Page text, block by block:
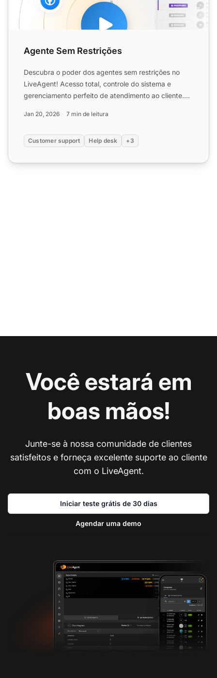
Agente Sem Restrições
Descubra o poder dos agentes sem restrições no
LiveAgent! Acesso total, controle do sistema e
gerenciamento perfeito de atendimento ao cliente.
Jan 20, 2026 7 min de leitura
Customer support Help desk +3
Você estará em
boas mãos!
Junte-se à nossa comunidade de clientes
satisfeitos e forneça excelente suporte ao cliente
com o LiveAgent.
Iniciar teste grátis de 30 dias
Agendar uma demo